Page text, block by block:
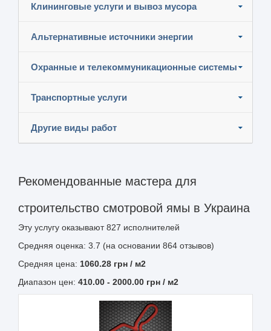
Клининговые услуги и вывоз мусора
Альтернативные источники энергии
Охранные и телекоммуникационные системы
Транспортные услуги
Другие виды работ
Рекомендованные мастера для
строительство смотровой ямы в Украина
Эту услугу оказывают827 исполнителей
Средняя оценка: 3.7 (на основании 864 отзывов)
Средняя цена: 1060.28 грн / м2
Диапазон цен: 410.00 - 2000.00 грн / м2